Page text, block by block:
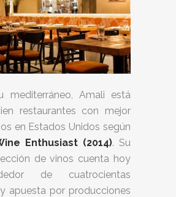
mediterráneo, Amali está
restaurantes con mejor
en Estados Unidos según
Enthusiast (2014). Su
de vinos cuenta hoy
de cuatrocientas
apuesta por producciones